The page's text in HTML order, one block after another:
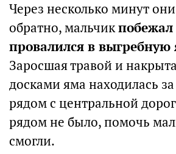
Через несколько минут
обратно, мальчик
провалился в выгребную
Заросшая травой и
досками яма находилась
рядом с центральной
рядом не было, помочь
смогли.